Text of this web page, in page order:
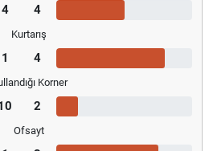
4 4
Kurtarış
1 4
Korner
2
Ofsayt